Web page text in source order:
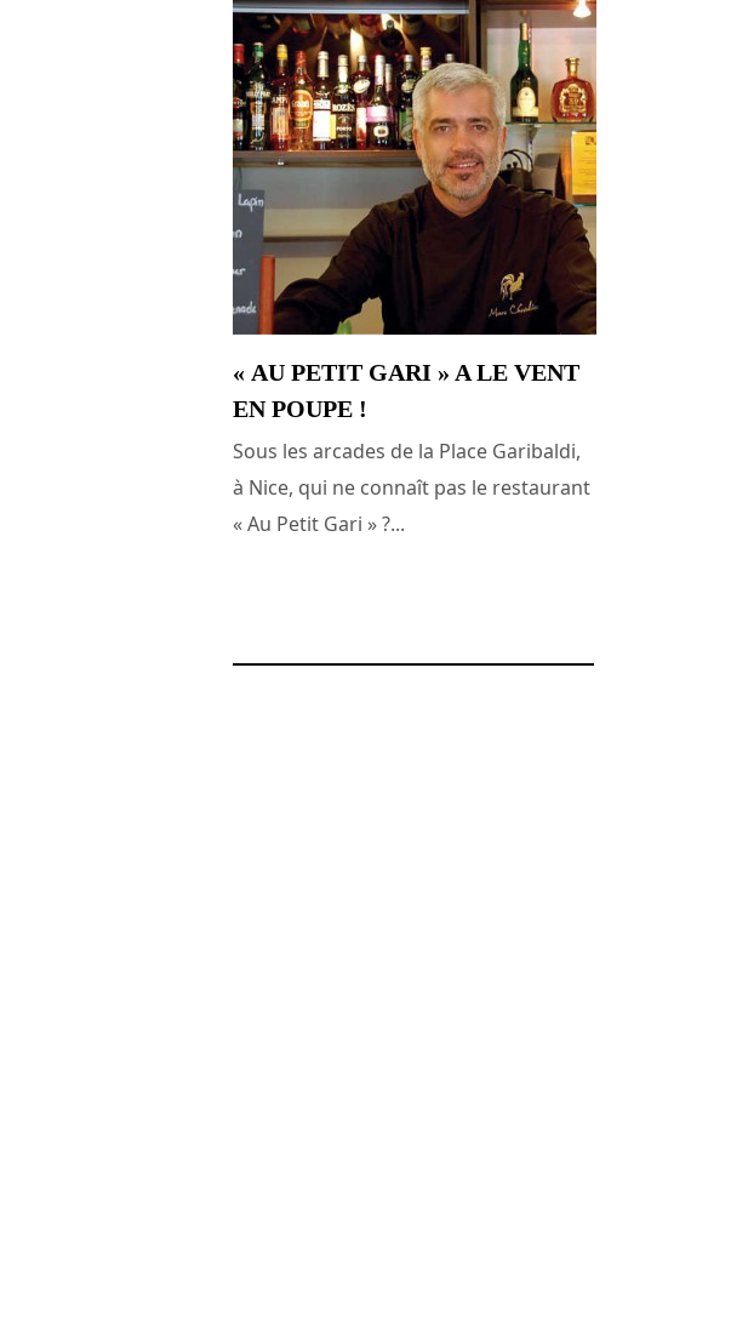
« AU PETIT GARI » A LE VENT
EN POUPE !
Sous les arcades de la Place Garibaldi,
à Nice, qui ne connaît pas le restaurant
« Au Petit Gari » ?...